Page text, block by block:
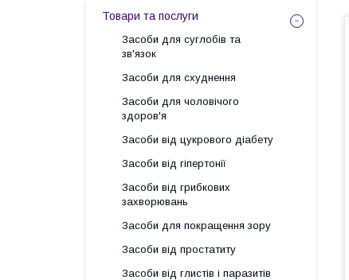
Товари та послуги
Засоби для суглобів та
зв'язок
Засоби для схуднення
Засоби для чоловічого
здоров'я
Засоби від цукрового діабету
Засоби від гіпертонії
Засоби від грибкових
захворювань
Засоби для покращення зору
Засоби від простатиту
Засоби від глистів і паразитів